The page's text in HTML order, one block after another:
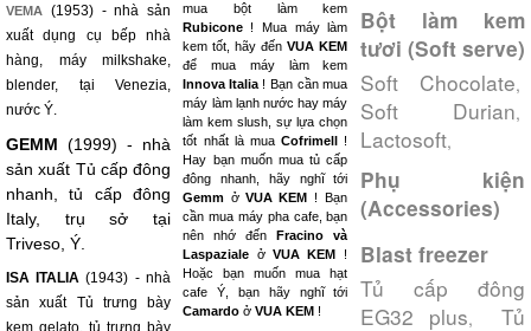
VEMA
(1953) - nhà sản
xuất dụng cụ bếp nhà
hàng, máy milkshake,
blender, tại Venezia,
nước Ý.
GEMM (1999) - nhà
sản xuất Tủ cấp đông
nhanh, tủ cấp đông
Italy, trụ sở tại
Triveso, Ý.
ISA ITALIA (1943) - nhà
sản xuất Tủ trưng bày
mua bột làm kem
Rubicone ! Mua máy làm
kem tốt, hãy đếnVUA KEM
để mua máy làm kem
Innova Italia ! Bạn cần mua
máy làm lạnh nước hay máy
làm kem slush, sự lựa chọn
tốt nhất là muaCofrimell
!
Hay bạn muốn mua tủ cấp
đông nhanh, hãy nghĩ tới
Gemm ởVUA KEM
! Bạn
cần mua máy pha cafe, bạn
nên nhớ đến
Fracino và
Laspaziale ởVUA KEM
!
Hoặc bạn muốn mua hạt
cafe Ý, bạn hãy nghĩ tới
Camardo ởVUA KEM !
Bột làm kem
tươi (Soft serve)
Soft Chocolate,
Soft Durian,
Lactosoft,
Phụ kiện
(Accessories)
Blast freezer
Tủ cấp đông
EG32 plus, Tủ